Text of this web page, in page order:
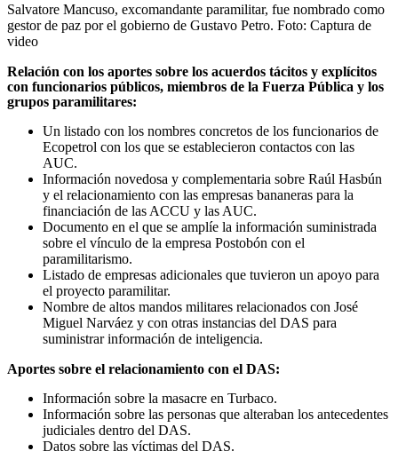
Salvatore Mancuso, excomandante paramilitar, fue nombrado como
gestor de paz por el gobierno de Gustavo Petro. Foto: Captura de
video
Relación con los aportes sobre los acuerdos tácitos y explícitos
con funcionarios públicos, miembros de la Fuerza Pública y los
grupos paramilitares:
Un listado con los nombres concretos de los funcionarios de
Ecopetrol con los que se establecieron contactos con las
AUC.
Información novedosa y complementaria sobre Raúl Hasbún
y el relacionamiento con las empresas bananeras para la
financiación de las ACCU y las AUC.
Documento en el que se amplíe la información suministrada
sobre el vínculo de la empresa Postobón con el
paramilitarismo.
Listado de empresas adicionales que tuvieron un apoyo para
el proyecto paramilitar.
Nombre de altos mandos militares relacionados con José
Miguel Narváez y con otras instancias del DAS para
suministrar información de inteligencia.
Aportes sobre el relacionamiento con el DAS:
Información sobre la masacre en Turbaco.
Información sobre las personas que alteraban los antecedentes
judiciales dentro del DAS.
Datos sobre las víctimas del DAS.